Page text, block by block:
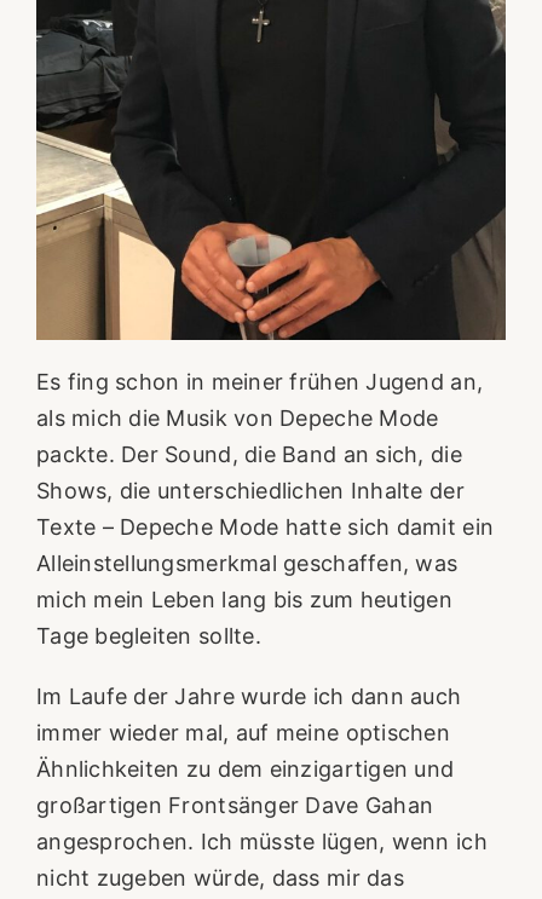
Es fing schon in meiner frühen Jugend an,
als mich die Musik von Depeche Mode
packte. Der Sound, die Band an sich, die
Shows, die unterschiedlichen Inhalte der
Texte – Depeche Mode hatte sich damit ein
Alleinstellungsmerkmal geschaffen, was
mich mein Leben lang bis zum heutigen
Tage begleiten sollte.
Im Laufe der Jahre wurde ich dann auch
immer wieder mal, auf meine optischen
Ähnlichkeiten zu dem einzigartigen und
großartigen Frontsänger Dave Gahan
angesprochen. Ich müsste lügen, wenn ich
nicht zugeben würde, dass mir das